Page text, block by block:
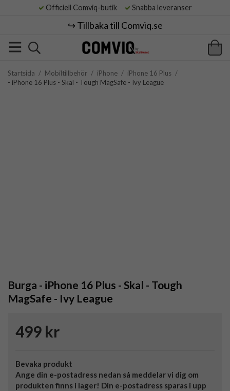
Officiell Comviq-butik Snabba leveranser
↪️ Tillbaka till Comviq.se
Startsida / Mobiltillbehör / iPhone / iPhone 16 Plus /
- iPhone 16 Plus - Skal - Tough MagSafe - Ivy League
Burga - iPhone 16 Plus - Skal - Tough
MagSafe - Ivy League
499 kr
Bevaka produkt
Ange din e-postadress nedan så meddelar vi dig om
produkten finns i lager! Din e-postadress sparas i upp